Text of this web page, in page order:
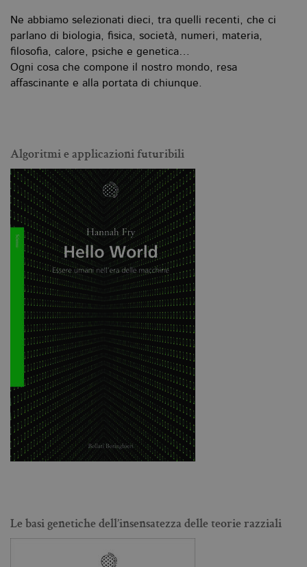
Ne abbiamo selezionati dieci, tra quelli recenti, che ci
parlano di biologia, fisica, società, numeri, materia,
filosofia, calore, psiche e genetica…
Ogni cosa che compone il nostro mondo, resa
affascinante e alla portata di chiunque.
Algoritmi e applicazioni futuribili
Le basi genetiche dell’insensatezza delle teorie razziali